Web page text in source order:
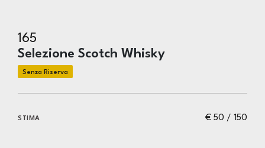
165
Selezione Scotch Whisky
€ 50 / 150
STIMA